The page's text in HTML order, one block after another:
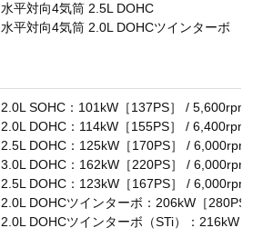
水平対向4気筒 2.5L DOHC
水平対向4気筒 2.0L DOHCツインターボ
2.0L SOHC：101kW［137PS］ / 5,600rpm
2.0L DOHC：114kW［155PS］ / 6,400rpm
2.5L DOHC：125kW［170PS］ / 6,000rpm
3.0L DOHC：162kW［220PS］ / 6,000rpm
2.5L DOHC：123kW［167PS］ / 6,000rpm
2.0L DOHCツインターボ：206kW［280PS
2.0L DOHCツインターボ（STi）：216kW